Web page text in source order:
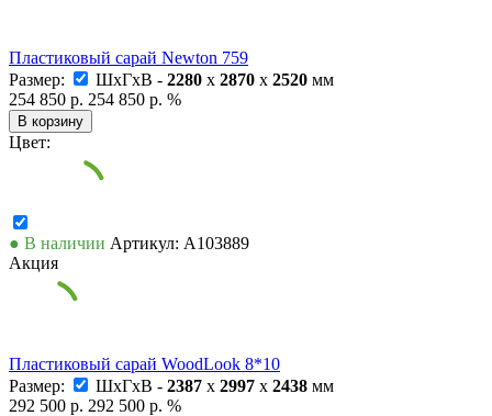
Пластиковый сарай Newton 759
Размер:
ШxГxВ - 2280 x 2870 x 2520 мм
254 850 р. 254 850 р. %
В корзину
Цвет:
● В наличии Артикул: А103889
Акция
Пластиковый сарай WoodLook 8*10
Размер:
ШxГxВ - 2387 x 2997 x 2438 мм
292 500 р. 292 500 р. %